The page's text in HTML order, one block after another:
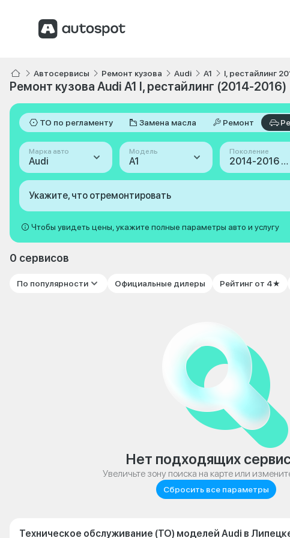
Автосервисы Ремонт кузова Audi A1 I, рестайлинг
Ремонт кузова Audi A1 I, рестайлинг (2014-2016)
ТО по регламенту Замена масла Ремонт
Марка авто
Audi
Модель
A1
Поколение
2014-2016 (I, рестайлинг)
Укажите, что отремонтировать
Чтобы увидеть цены, укажите полные параметры авто и услугу
0 сервисов
По популярности Официальные дилеры Рейтинг от 4★
Нет подходящих
Увеличьте зону поиска на карте или
Сбросить все параметры
Техническое обслуживание (ТО) моделей Audi в